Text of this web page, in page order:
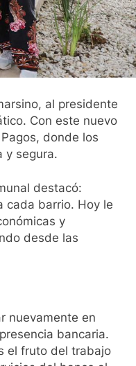
al presidente
Con este nuevo
donde los
y segura.
destacó:
cada barrio. Hoy le
y
desde las
nuevamente en
bancaria.
el fruto del trabajo